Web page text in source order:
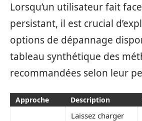
Lorsqu’un utilisateur fait
persistant, il est crucial
options de dépannage
tableau synthétique des
recommandées selon leur
Approche Description
Laissez charger